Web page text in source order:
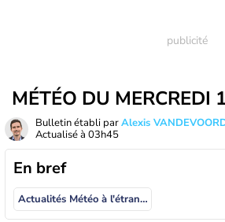
MÉTÉO DU MERCREDI
Bulletin établi parAlexis
Actualisé à 03h45
En bref
Actualités Météo à l'étranger